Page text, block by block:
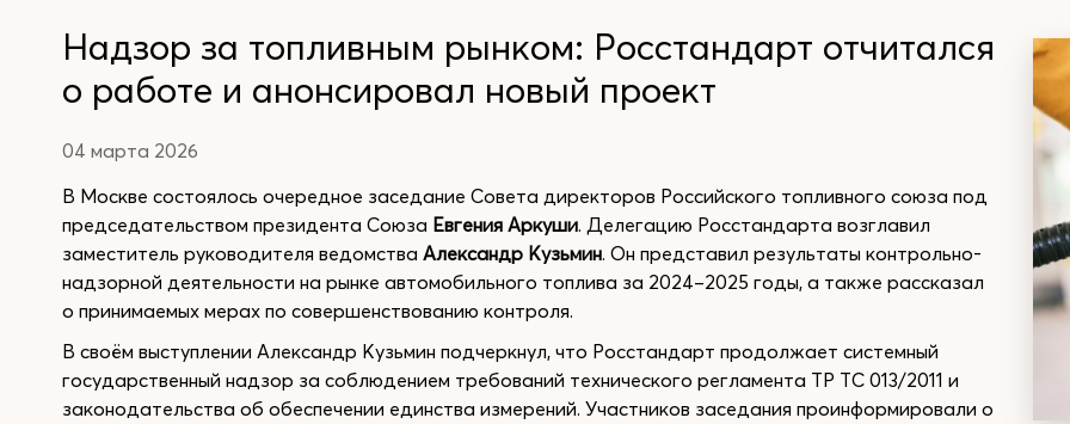
Надзор за топливным рынком: Росстандарт отчитался
о работе и анонсировал новый проект
04 марта 2026
В Москве состоялось очередное заседание Совета директоров Российского топливного союза под
председательством президента Союза Евгения Аркуши. Делегацию Росстандарта возглавил
заместитель руководителя ведомства Александр Кузьмин. Он представил результаты контрольно-
надзорной деятельности на рынке автомобильного топлива за 2024–2025 годы, а также рассказал
о принимаемых мерах по совершенствованию контроля.
В своём выступлении Александр Кузьмин подчеркнул, что Росстандарт продолжает системный
государственный надзор за соблюдением требований технического регламента ТР ТС 013/2011 и
законодательства об обеспечении единства измерений. Участников заседания проинформировали о